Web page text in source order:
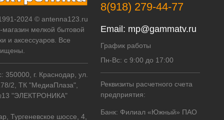
2024 © antenna123.ru
магазин мелкой бытовой
и аксессуаров. Все
350000, г. Краснодар, ул.
2, ТК "МедиаПлаза",
"ЭЛЕКТРОНИКА"
Тургеневское шоссе, 4,
8(918) 279-44-77
Email: mp@gammatv.ru
График работы
Пн-Вс: с 9:00 до 17:00
Реквизиты расчетного счета
предприятия:
Банк: Филиал «Южный» ПАО